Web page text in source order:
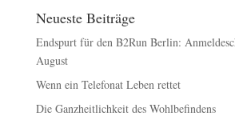
Neueste Beiträge
Endspurt für den B2Run Berlin:
August
Wenn ein Telefonat Leben rettet
Die Ganzheitlichkeit des Wohlbefindens